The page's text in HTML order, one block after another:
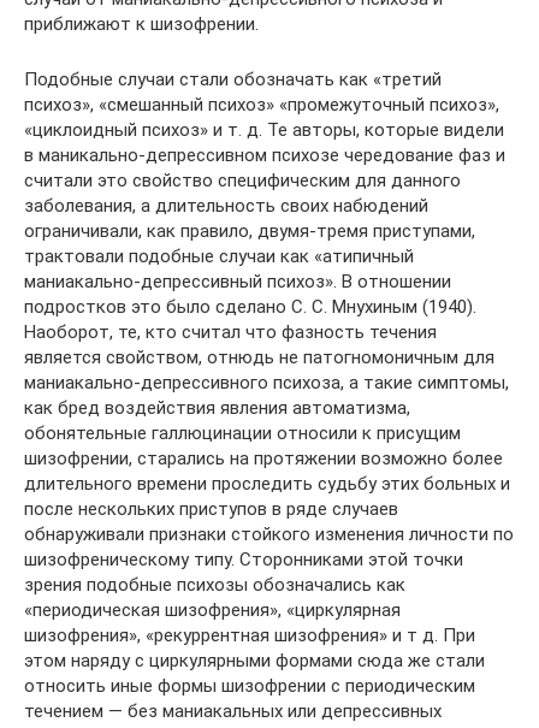
приближают к шизофрении.
Подобные случаи стали обозначать как «третий
психоз», «смешанный психоз» «промежуточный психоз»,
«циклоидный психоз» и т. д. Те авторы, которые видели
в маникально-депрессивном психозе чередование фаз и
считали это свойство специфическим для данного
заболевания, а длительность своих набюдений
ограничивали, как правило, двумя-тремя приступами,
трактовали подобные случаи как «атипичный
маниакально-депрессивный психоз». В отношении
подростков это было сделано С. С. Мнухиным (1940).
Наоборот, те, кто считал что фазность течения
является свойством, отнюдь не патогномоничным для
маниакально-депрессивного психоза, а такие симптомы,
как бред воздействия явления автоматизма,
обонятельные галлюцинации относили к присущим
шизофрении, старались на протяжении возможно более
длительного времени проследить судьбу этих больных и
после нескольких приступов в ряде случаев
обнаруживали признаки стойкого изменения личности по
шизофреническому типу. Сторонниками этой точки
зрения подобные психозы обозначались как
«периодическая шизофрения», «циркулярная
шизофрения», «рекуррентная шизофрения» и т д. При
этом наряду с циркулярными формами сюда же стали
относить иные формы шизофрении с периодическим
течением — без маниакальных или депрес­сивных